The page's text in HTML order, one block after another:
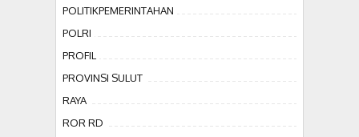
POLITIKPEMERINTAHAN
POLRI
PROFIL
PROVINSI SULUT
RAYA
ROR RD